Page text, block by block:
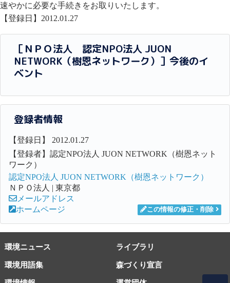
速やかに必要な手続きをお取りいたします。
【登録日】2012.01.27
［ＮＰＯ法人 認定NPO法人 JUON
NETWORK（樹恩ネットワーク）］今後のイ
ベント
登録者情報
【登録日】 2012.01.27
【登録者】認定NPO法人 JUON NETWORK（樹恩ネット
ワーク）
認定NPO法人 JUON NETWORK（樹恩ネットワーク）
ＮＰＯ法人 | 東京都
メールアドレス
ホームページ
この情報の修正・削除
環境ニュース ライブラリ
環境用語集 森づくり宣言